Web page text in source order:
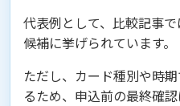
代表例として、比較記事
候補に挙げられています。
ただし、カード種別や時
るため、申込前の最終確認